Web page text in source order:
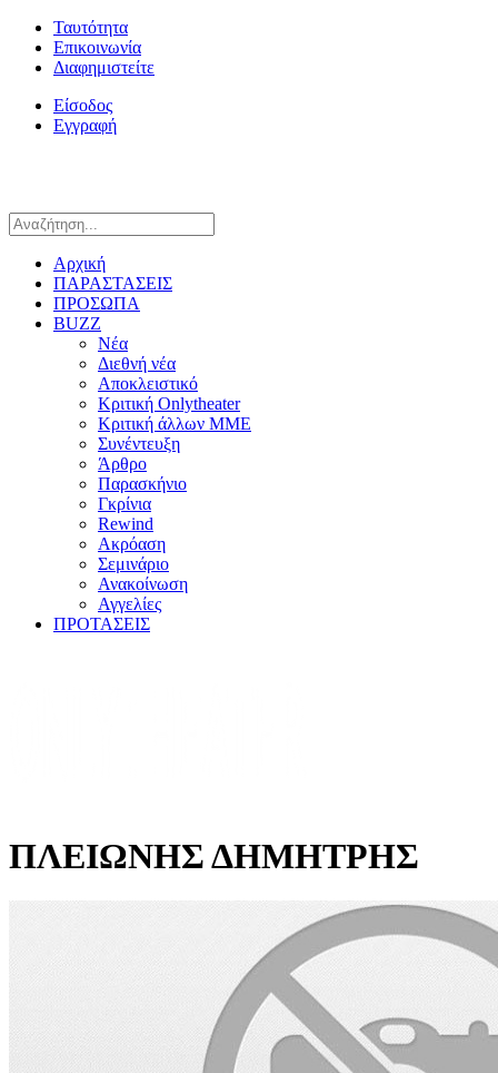
Ταυτότητα
Επικοινωνία
Διαφημιστείτε
Είσοδος
Εγγραφή
Αρχική
ΠΑΡΑΣΤΑΣΕΙΣ
ΠΡΟΣΩΠΑ
BUZZ
Νέα
Διεθνή νέα
Αποκλειστικό
Κριτική Onlytheater
Κριτική άλλων ΜΜΕ
Συνέντευξη
Άρθρο
Παρασκήνιο
Γκρίνια
Rewind
Ακρόαση
Σεμινάριο
Ανακοίνωση
Αγγελίες
ΠΡΟΤΑΣΕΙΣ
ΠΛΕΙΩΝΗΣ ΔΗΜΗΤΡΗΣ